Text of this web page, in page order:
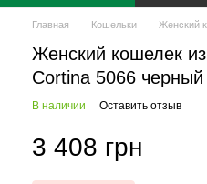
Главная Кошельки Женский
Женский кошелек
Cortina 5066 черный
В наличии Оставить отзыв
3 408 грн